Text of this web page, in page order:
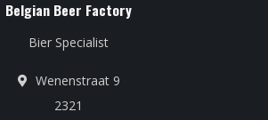
Belgian Beer Factory
Bier Specialist
Wenenstraat 9
2321